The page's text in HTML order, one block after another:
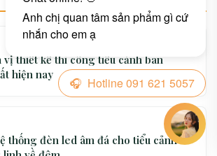
vị thiết kế thi công tiểu cảnh ban
hiện nay
thống đèn led âm đá cho tiểu cảnh